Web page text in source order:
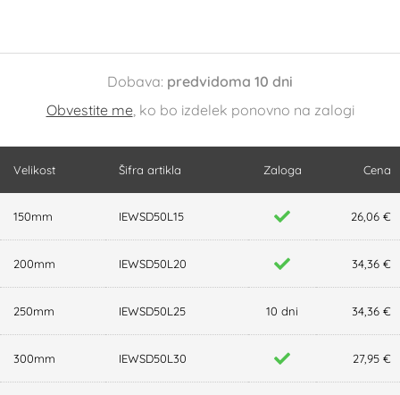
Dobava: predvidoma 10 dni
Obvestite me, ko bo izdelek ponovno na zalogi
Velikost Šifra artikla Zaloga Cena
150mm IEWSD50L15 26,06 €
200mm IEWSD50L20 34,36 €
250mm IEWSD50L25 10 dni 34,36 €
300mm IEWSD50L30 27,95 €